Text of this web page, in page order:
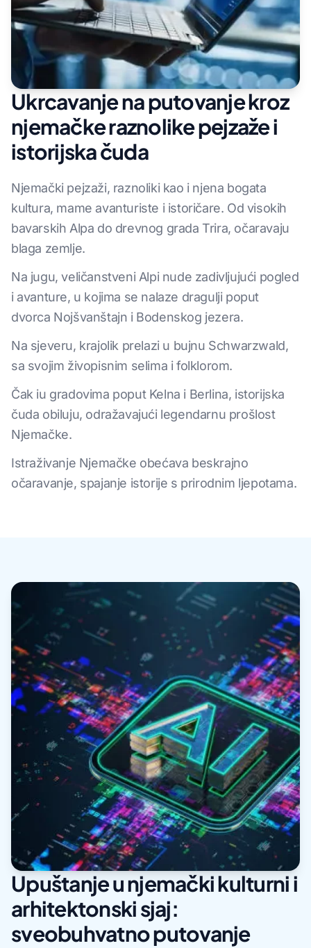
Ukrcavanje na putovanje kroz
njemačke raznolike pejzaže i
istorijska čuda
Njemački pejzaži, raznoliki kao i njena bogata
kultura, mame avanturiste i istoričare. Od visokih
bavarskih Alpa do drevnog grada Trira, očaravaju
blaga zemlje.
Na jugu, veličanstveni Alpi nude zadivljujući pogled
i avanture, u kojima se nalaze dragulji poput
dvorca Nojšvanštajn i Bodenskog jezera.
Na sjeveru, krajolik prelazi u bujnu Schwarzwald,
sa svojim živopisnim selima i folklorom.
Čak iu gradovima poput Kelna i Berlina, istorijska
čuda obiluju, odražavajući legendarnu prošlost
Njemačke.
Istraživanje Njemačke obećava beskrajno
očaravanje, spajanje istorije s prirodnim ljepotama.
Upuštanje u njemački kulturni i
arhitektonski sjaj:
sveobuhvatno putovanje